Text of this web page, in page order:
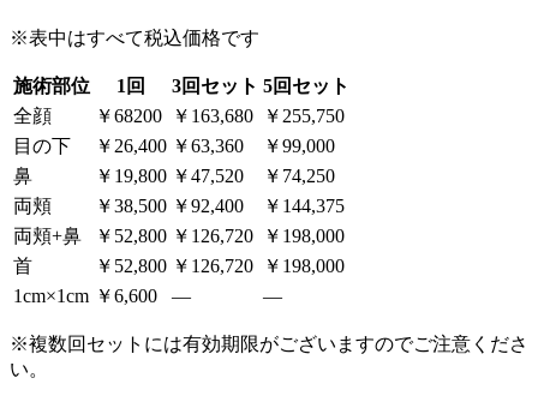
※表中はすべて税込価格です
施術部位 1回 3回セット 5回セット
全顔
￥68200 ￥163,680
￥255,750
目の下
￥26,400 ￥63,360
￥99,000
鼻
￥19,800 ￥47,520
￥74,250
両頬
￥38,500 ￥92,400
￥144,375
両頬+鼻
￥52,800 ￥126,720
￥198,000
首
￥52,800 ￥126,720
￥198,000
1cm×1cm ￥6,600 ― ―
※複数回セットには有効期限がございますのでご注意くださ
い。